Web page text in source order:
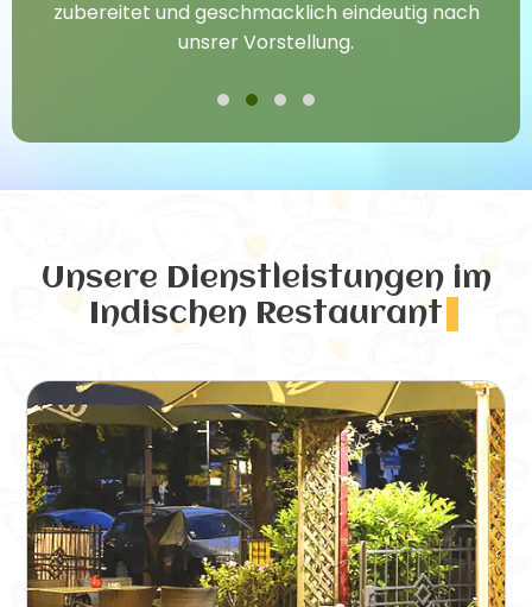
zubereitet und geschmacklich eindeutig nach
unsrer Vorstellung.
Unsere Dienstleistungen im
Indischen Restaurant